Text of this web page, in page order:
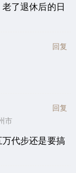
了退休后的日
回复
市
回复
代步还是要搞